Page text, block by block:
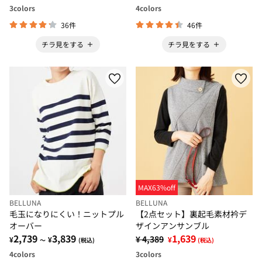
3colors
36件
チラ見をする
4colors
46件
チラ見をする
BELLUNA
毛玉になりにくい！ニットプル
オーバー
¥2,739 ～ ¥3,839 (税込)
4colors
MAX63%off
BELLUNA
【2点セット】裏起毛素材衿デ
ザインアンサンブル
¥ 4,389 ¥1,639 (税込)
3colors